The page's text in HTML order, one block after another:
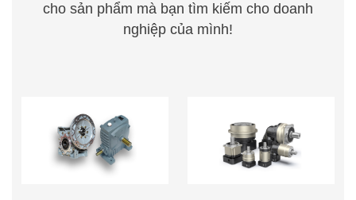
cho sản phẩm mà bạn tìm kiếm cho doanh
nghiệp của mình!
HỘP GIẢM TỐC TRỤC
VÍT BÁNH VÍT
HỘP GIẢM TỐC HÀNH
TINH